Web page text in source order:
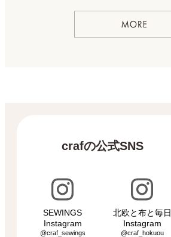
crafの公式SNS
SEWINGS
Instagram
@craf_sewings
北欧と布と毎日
Instagram
@craf_hokuou